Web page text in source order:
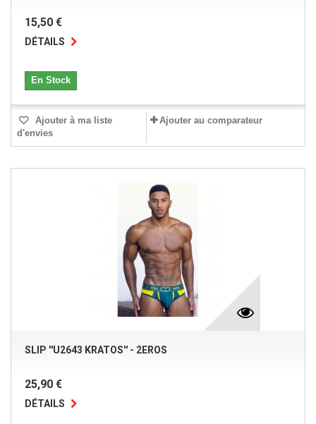
15,50 €
DÉTAILS
En Stock
Ajouter à ma liste
d'envies
Ajouter au comparateur
SLIP ''U2643 KRATOS'' - 2EROS
25,90 €
DÉTAILS